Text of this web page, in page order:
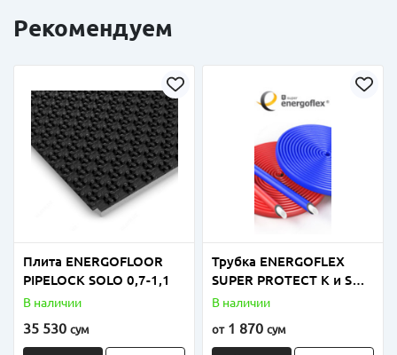
Рекомендуем
Плита ENERGOFLOOR
PIPELOCK SOLO 0,7-1,1
В наличии
35 530 сум
Трубка ENERGOFLEX
SUPER PROTECT K и S
толщиной 4мм, 6мм и
В наличии
от1 870 сум